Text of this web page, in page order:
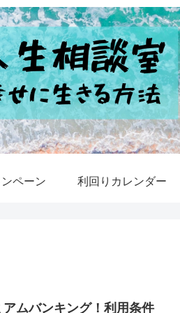
ペーン 利回りカレンダー
ムバンキング！利用条件